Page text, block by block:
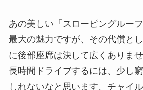
あの美しい「スローピングルー
最大の魅力ですが、その代償と
に後部座席は決して広くありま
長時間ドライブするには、少し
しれないなと思います。チャイ